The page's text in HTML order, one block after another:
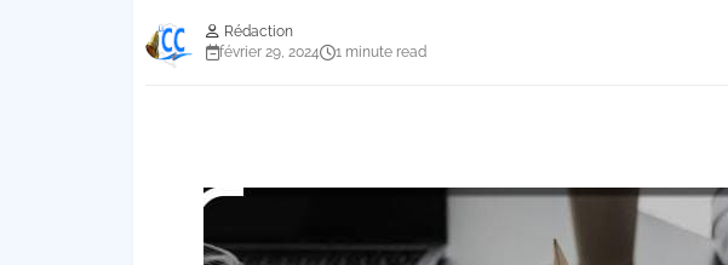
Rédaction
février 29, 2024
1 minute read